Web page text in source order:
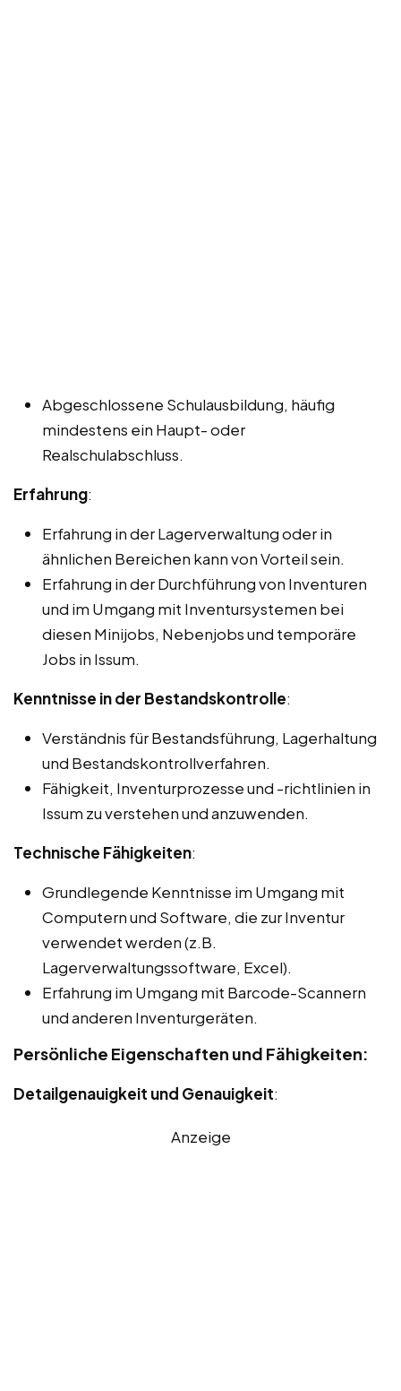
Abgeschlossene Schulausbildung, häufig
mindestens ein Haupt- oder
Realschulabschluss.
Erfahrung:
Erfahrung in der Lagerverwaltung oder in
ähnlichen Bereichen kann von Vorteil sein.
Erfahrung in der Durchführung von Inventuren
und im Umgang mit Inventursystemen bei
diesen Minijobs, Nebenjobs und temporäre
Jobs in Issum.
Kenntnisse in der Bestandskontrolle:
Verständnis für Bestandsführung, Lagerhaltung
und Bestandskontrollverfahren.
Fähigkeit, Inventurprozesse und -richtlinien in
Issum zu verstehen und anzuwenden.
Technische Fähigkeiten:
Grundlegende Kenntnisse im Umgang mit
Computern und Software, die zur Inventur
verwendet werden (z.B.
Lagerverwaltungssoftware, Excel).
Erfahrung im Umgang mit Barcode-Scannern
und anderen Inventurgeräten.
Persönliche Eigenschaften und Fähigkeiten:
Detailgenauigkeit und Genauigkeit:
Anzeige